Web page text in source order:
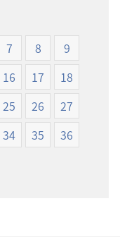
オ
プ
ショ
ン
界
オ
プ
ショ
ン
界
7 8
9
16 17
18
25 26
27
34 35
36